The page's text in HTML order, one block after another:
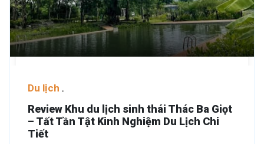
Du lịch
Review Khu du lịch sinh thái Thác Ba Giọt
– Tất Tần Tật Kinh Nghiệm Du Lịch Chi
Tiết